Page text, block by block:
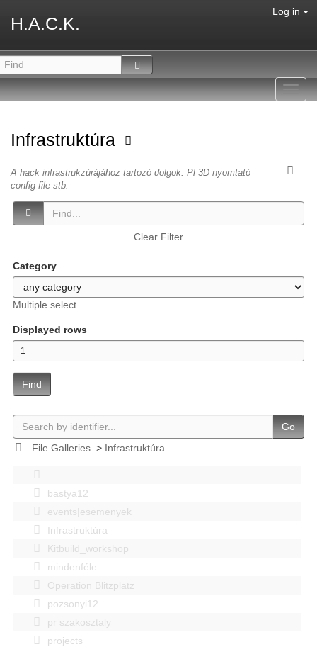
H.A.C.K.
Log in
Infrastruktúra
A hack infrastrukzúrájához tartozó dolgok. Pl 3D nyomtató
config file stb.
Clear Filter
Category
Multiple select
Displayed rows
Find
Go
File Galleries> Infrastruktúra
bastya12
events|esemenyek
Infrastruktúra
Kitbuild_workshop
mindenféle
Operation Blitzplatz
pozsonyi12
pr szakosztaly
projects